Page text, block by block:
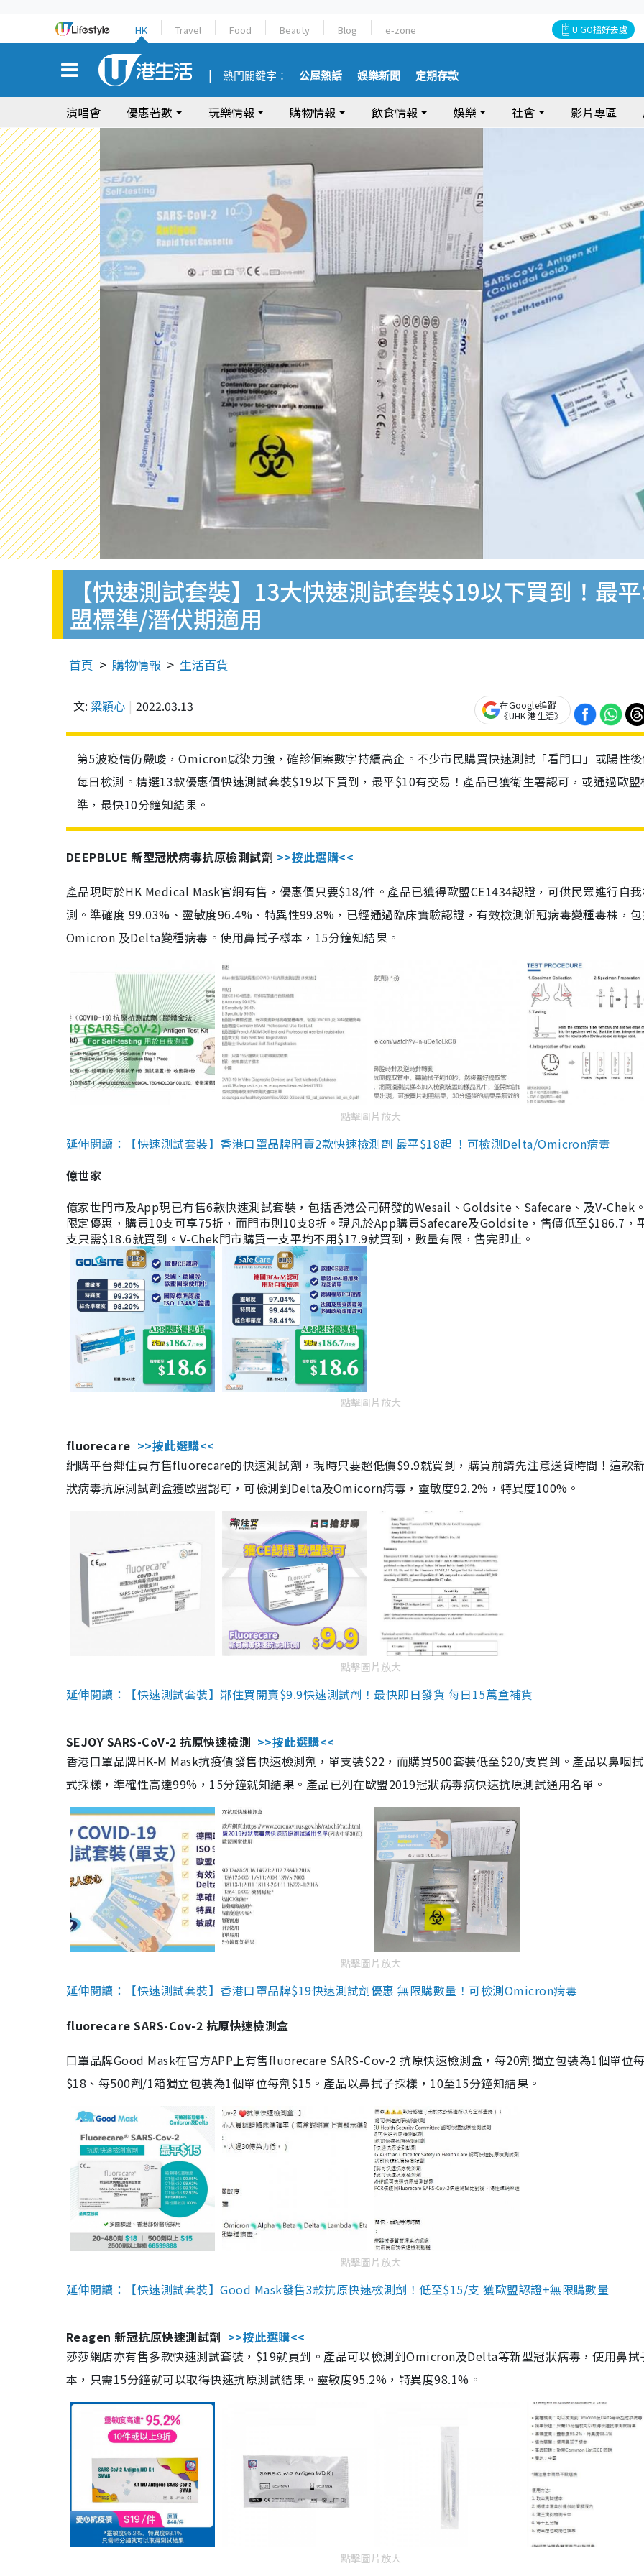
HK Travel Food Beauty Blog e-zone U GO搵好去處
熱門關鍵字： 公屋熱話 娛樂新聞 定期存款
演唱會 優惠著數 玩樂情報 購物情報 飲食情報 娛樂 社會 影片專區
【快速測試套裝】13大快速測試套裝$19以下買到！最
盟標準/潛伏期適用
首頁 購物情報 生活百貨
文: 梁穎心 2022.03.13
在Google追蹤
《UHK 港生活》
第5波疫情仍嚴峻，Omicron感染力強，確診個案數字持續高企。不少市民購買快速測試「看門口」或陽性
每日檢測。精選13款優惠價快速測試套裝$19以下買到，最平$10有交易！產品已獲衛生署認可，或通過歐盟
準，最快10分鐘知結果。
DEEPBLUE 新型冠狀病毒抗原檢測試劑 >>按此選購<<
產品現時於HK Medical Mask官網有售，優惠價只要$18/件。產品已獲得歐盟CE1434認證，可供民眾進行自
測。準確度 99.03%、靈敏度96.4%、特異性99.8%，已經通過臨床實驗認證，有效檢測新冠病毒變種毒株，
Omicron 及Delta變種病毒。使用鼻拭子樣本，15分鐘知結果。
點擊圖片放大
延伸閱讀：【快速測試套裝】香港口罩品牌開賣2款快速檢測劑 最平$18起 ！可檢測Delta/Omicron病毒
億世家
億家世門市及App現已有售6款快速測試套裝，包括香港公司研發的Wesail、Goldsite、Safecare、及V-Chek
限定優惠，購買10支可享75折，而門市則10支8折。現凡於App購買Safecare及Goldsite，售價低至$186.7，
支只需$18.6就買到。V-Chek門市購買一支平均不用$17.9就買到，數量有限，售完即止。
點擊圖片放大
fluorecare >>按此選購<<
網購平台鄰住買有售fluorecare的快速測試劑，現時只要超低價$9.9就買到，購買前請先注意送貨時間！這款
狀病毒抗原測試劑盒獲歐盟認可，可檢測到Delta及Omicorn病毒，靈敏度92.2%，特異度100%。
點擊圖片放大
延伸閱讀：【快速測試套裝】鄰住買開賣$9.9快速測試劑！最快即日發貨 每日15萬盒補貨
SEJOY SARS-CoV-2 抗原快速檢測 >>按此選購<<
香港口罩品牌HK-M Mask抗疫價發售快速檢測劑，單支裝$22，而購買500套裝低至$20/支買到。產品以鼻咽
式採樣，準確性高達99%，15分鐘就知結果。產品已列在歐盟2019冠狀病毒病快速抗原測試通用名單。
點擊圖片放大
延伸閱讀：【快速測試套裝】香港口罩品牌$19快速測試劑優惠 無限購數量！可檢測Omicron病毒
fluorecare SARS-Cov-2 抗原快速檢測盒
口罩品牌Good Mask在官方APP上有售fluorecare SARS-Cov-2 抗原快速檢測盒，每20劑獨立包裝為1個單位
$18、每500劑/1箱獨立包裝為1個單位每劑$15。產品以鼻拭子採樣，10至15分鐘知結果。
點擊圖片放大
延伸閱讀：【快速測試套裝】Good Mask發售3款抗原快速檢測劑！低至$15/支 獲歐盟認證+無限購數量
Reagen 新冠抗原快速測試劑 >>按此選購<<
莎莎網店亦有售多款快速測試套裝，$19就買到。產品可以檢測到Omicron及Delta等新型冠狀病毒，使用鼻拭
本，只需15分鐘就可以取得快速抗原測試結果。靈敏度95.2%，特異度98.1%。
點擊圖片放大